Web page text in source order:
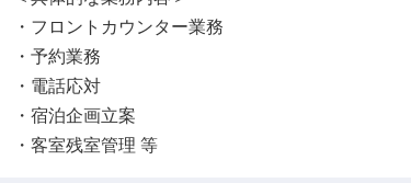
・フロントカウンター業務
・予約業務
・電話応対
・宿泊企画立案
・客室残室管理 等